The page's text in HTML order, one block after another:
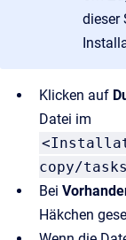
dieser
Klicken auf
Datei im
copy/
Bei
Häkchen